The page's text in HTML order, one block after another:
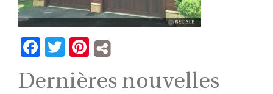
Facebook
TwitterPinterest
Dernières nouvelles